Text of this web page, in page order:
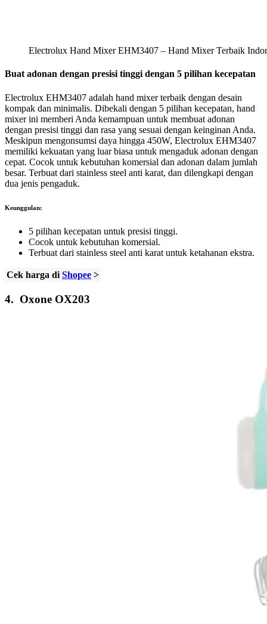
Electrolux Hand Mixer EHM3407 – Hand Mixer Terbaik
Buat adonan dengan presisi tinggi dengan 5 pilihan kecepatan
Electrolux EHM3407 adalah hand mixer terbaik dengan desain
kompak dan minimalis. Dibekali dengan 5 pilihan kecepatan, hand
mixer ini memberi Anda kemampuan untuk membuat adonan
dengan presisi tinggi dan rasa yang sesuai dengan keinginan Anda.
Meskipun mengonsumsi daya hingga 450W, Electrolux EHM3407
memiliki kekuatan yang luar biasa untuk mengaduk adonan dengan
cepat. Cocok untuk kebutuhan komersial dan adonan dalam jumlah
besar. Terbuat dari stainless steel anti karat, dan dilengkapi dengan
dua jenis pengaduk.
Keunggulan:
5 pilihan kecepatan untuk presisi tinggi.
Cocok untuk kebutuhan komersial.
Terbuat dari stainless steel anti karat untuk ketahanan ekstra.
Cek harga di Shopee >
4. Oxone OX203